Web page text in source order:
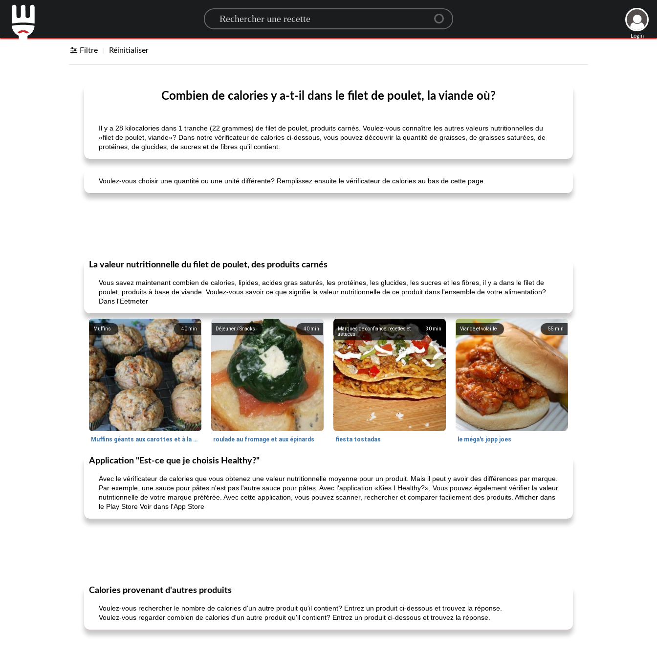
Search for a recipe
Login
Filtre Réinitialiser
Combien de calories y a-t-il dans le filet de poulet, la viande où?
Il y a 28 kilocalories dans 1 tranche (22 grammes) de filet de poulet, produits carnés. Voulez-vous connaître les autres valeurs nutritionnelles du
«filet de poulet, viande»? Dans notre vérificateur de calories ci-dessous, vous pouvez découvrir la quantité de graisses, de graisses saturées, de
protéines, de glucides, de sucres et de fibres qu'il contient.
Voulez-vous choisir une quantité ou une unité différente? Remplissez ensuite le vérificateur de calories au bas de cette page.
La valeur nutritionnelle du filet de poulet, des produits carnés
Vous savez maintenant combien de calories, lipides, acides gras saturés, les protéines, les glucides, les sucres et les fibres, il y a dans le filet de
poulet, produits à base de viande. Voulez-vous savoir ce que signifie la valeur nutritionnelle de ce produit dans l'ensemble de votre alimentation?
Dans l'Eetmeter
40 min
Muffins
Muffins géants aux carottes et à la banane de Nif
40 min
Déjeuner / Snacks
roulade au fromage et aux épinards
30 min
Marques de confiance: recettes et
astuces
fiesta tostadas
55 min
Viande et volaille
le méga's jopp joes
Application "Est-ce que je choisis Healthy?"
Avec le vérificateur de calories que vous obtenez une valeur nutritionnelle moyenne pour un produit. Mais il peut y avoir des différences par marque.
Par exemple, une sauce pour pâtes n'est pas l'autre sauce pour pâtes. Avec l'application «Kies I Healthy?», Vous pouvez également vérifier la valeur
nutritionnelle de votre marque préférée. Avec cette application, vous pouvez scanner, rechercher et comparer facilement des produits. Afficher dans
le Play Store Voir dans l'App Store
Calories provenant d'autres produits
Voulez-vous rechercher le nombre de calories d'un autre produit qu'il contient? Entrez un produit ci-dessous et trouvez la réponse.
Voulez-vous regarder combien de calories d'un autre produit qu'il contient? Entrez un produit ci-dessous et trouvez la réponse.